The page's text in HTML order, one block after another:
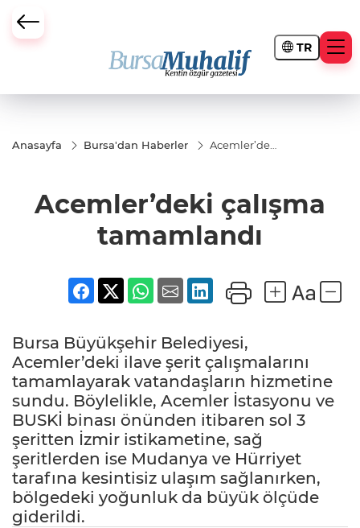
TR
Büyükşehir Darbesi
Anasayfa Bursa'dan Haberler
Acemler’deki
Acemler’deki çalışma
tamamlandı
Bursa Büyükşehir Belediyesi,
Acemler’deki ilave şerit çalışmalarını
tamamlayarak vatandaşların hizmetine
sundu. Böylelikle, Acemler İstasyonu ve
BUSKİ binası önünden itibaren sol 3
şeritten İzmir istikametine, sağ
şeritlerden ise Mudanya ve Hürriyet
tarafına kesintisiz ulaşım sağlanırken,
bölgedeki yoğunluk da büyük ölçüde
giderildi.